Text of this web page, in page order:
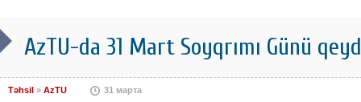
AzTU-da 31 Mart Soyqrımı Günü
Təhsil » AzTU 31 марта